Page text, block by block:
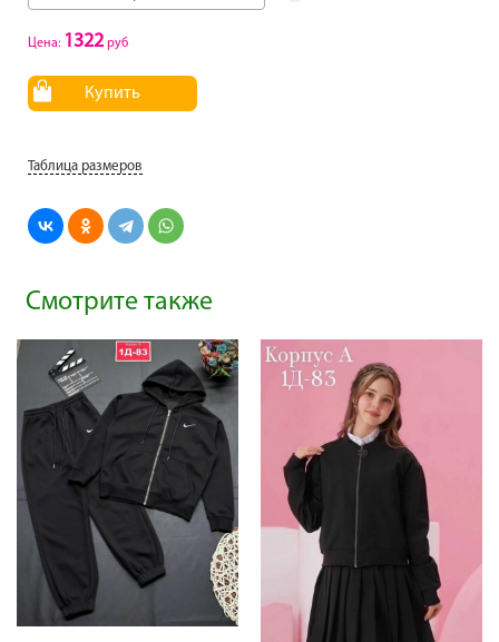
Цена: 1322 руб
Купить
Таблица размеров
Смотрите также